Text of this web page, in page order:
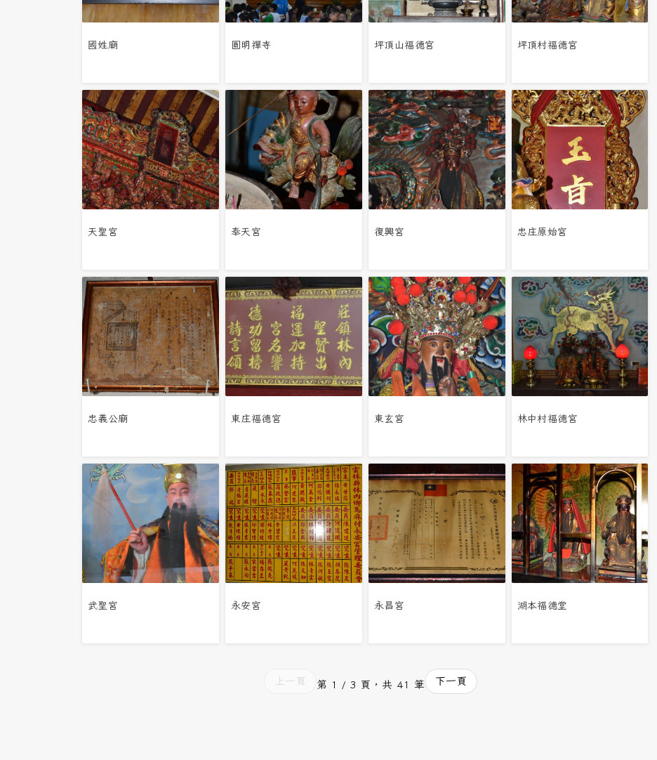
國姓廟 圓明禪寺 坪頂山福德宮 坪頂村福德宮
天聖宮 奉天宮 復興宮 忠庄原始宮
忠義公廟 東庄福德宮 東玄宮 林中村福德宮
武聖宮 永安宮 永昌宮 湖本福德堂
上一頁 第 1 / 3 頁，共 41 筆 下一頁